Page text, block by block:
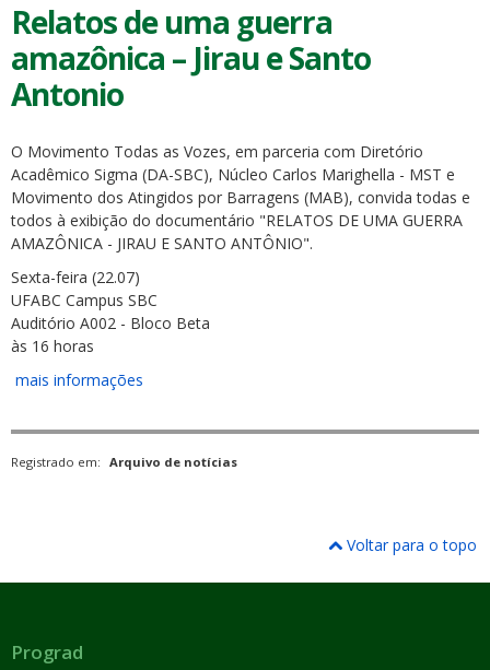
Relatos de uma guerra
amazônica – Jirau e Santo
Antonio
O Movimento Todas as Vozes, em parceria com Diretório
Acadêmico Sigma (DA-SBC), Núcleo Carlos Marighella - MST e
Movimento dos Atingidos por Barragens (MAB), convida todas e
todos à exibição do documentário "RELATOS DE UMA GUERRA
AMAZÔNICA - JIRAU E SANTO ANTÔNIO".
Sexta-feira (22.07)
UFABC Campus SBC
Auditório A002 - Bloco Beta
às 16 horas
mais informações
Registrado em: Arquivo de notícias
Voltar para o topo
Prograd